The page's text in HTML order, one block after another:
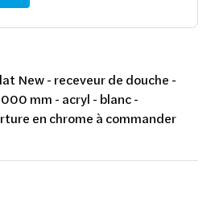
New - receveur de douche -
mm - acryl - blanc -
en chrome à commander